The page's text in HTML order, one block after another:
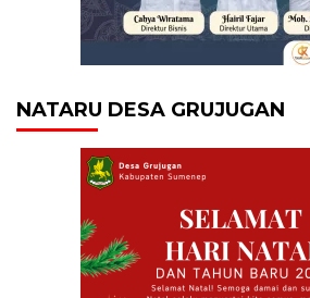
NATARU DESA GRUJUGAN